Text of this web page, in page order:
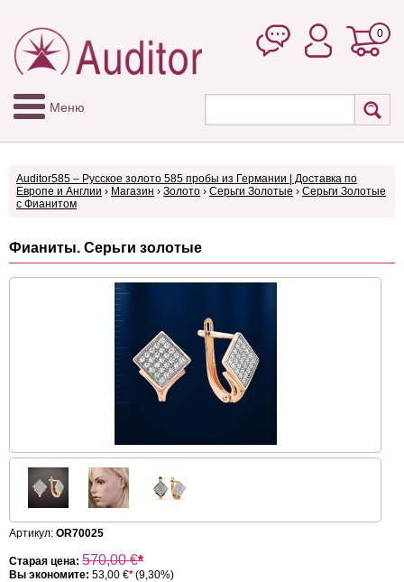
0
Меню
Auditor585 – Русское золото 585 пробы из Германии | Доставка по
Европе и Англии › Магазин › Золото › Серьги Золотые › Серьги Золотые
с Фианитом
Фианиты. Серьги золотые
Артикул: OR70025
Старая цена: 570,00€*
Вы экономите: 53,00 €*(9,30%)